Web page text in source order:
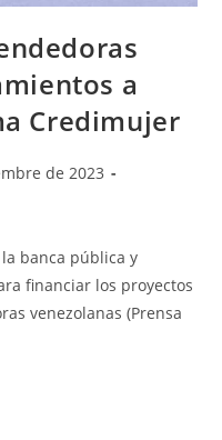
a
Credimujer
de 2023
banca pública y
financiar los proyectos
venezolanas (Prensa